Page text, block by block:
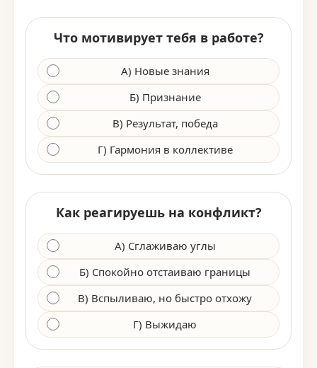
Что мотивирует тебя в работе?
А) Новые знания
Б) Признание
В) Результат, победа
Г) Гармония в коллективе
Как реагируешь на конфликт?
А) Сглаживаю углы
Б) Спокойно отстаиваю границы
В) Вспыливаю, но быстро отхожу
Г) Выжидаю